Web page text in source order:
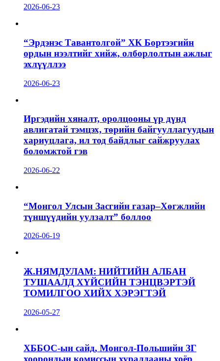
2026-06-23
“Эрдэнэс Тавантолгой” ХК Бортээгийн
ордын нээлтийг хийж, олборлолтын ажлыг
эхлүүллээ
2026-06-23
Иргэдийн хяналт, оролцооны үр дүнд
авлигатай тэмцэх, төрийн байгууллагуудын
хариуцлага, ил тод байдлыг сайжруулах
боломжтой гэв
2026-06-22
“Монгол Улсын Засгийн газар–Хөгжлийн
түншүүдийн уулзалт” боллоо
2026-06-19
Ж.НЯМДУЛАМ: НИЙТИЙН АЛБАН
ТУШААЛД ХҮЙСИЙН ТЭНЦВЭРТЭЙ
ТОМИЛГОО ХИЙХ ХЭРЭГТЭЙ
2026-05-27
ХББОС-ын сайд, Монгол-Польшийн ЗГ
хоорондын комиссын хуралдааны хоёр